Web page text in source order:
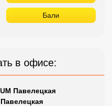
Бали
в офисе:
Павелецкая